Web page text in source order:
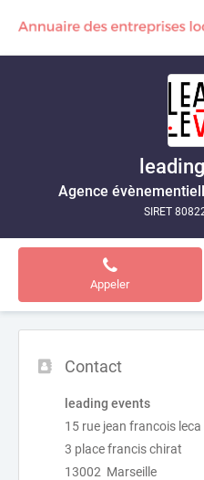
Agence
SIRET
Appeler
Contact
leading events
15 rue jean francois leca
3 place francis chirat
13002 Marseille